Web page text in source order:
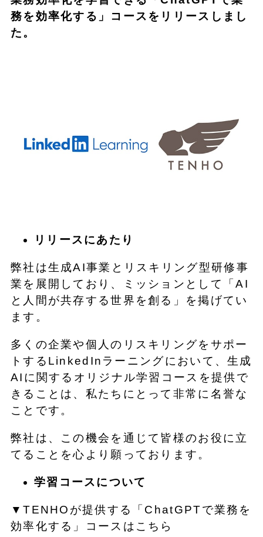
務を効率化する」コースをリリースしまし
た。
リリースにあたり
弊社は生成AI事業とリスキリング型研修事
業を展開しており、ミッションとして「AI
と人間が共存する世界を創る」を掲げてい
ます。
多くの企業や個人のリスキリングをサポー
トするLinkedInラーニングにおいて、生成
AIに関するオリジナル学習コースを提供で
きることは、私たちにとって非常に名誉な
ことです。
弊社は、この機会を通じて皆様のお役に立
てることを心より願っております。
学習コースについて
▼TENHOが提供する「ChatGPTで業務を
効率化する」コースはこちら